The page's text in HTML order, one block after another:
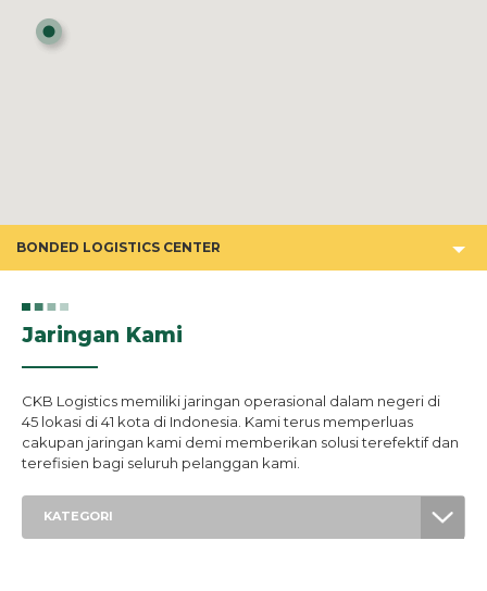
BONDED LOGISTICS CENTER
Jaringan Kami
CKB Logistics memiliki jaringan operasional dalam negeri di
45 lokasi di 41 kota di Indonesia. Kami terus memperluas
cakupan jaringan kami demi memberikan solusi terefektif dan
terefisien bagi seluruh pelanggan kami.
KATEGORI